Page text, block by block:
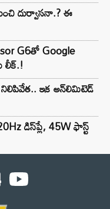
దుర్వాసనా.? ఈ
G6తో Google
లీక్.!
నిలిపివేత.. ఇక అన్‌లిమిటెడ్
డిస్‌ప్లే, 45W ఫాస్ట్